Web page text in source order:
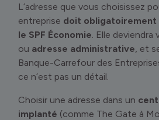
L’adresse que vous choisissez
entreprise doit obligatoirement
le SPF Économie . Elle deviendra
ou adresse administrative , et
Banque-Carrefour des
ce n’est pas un détail.
Choisir une adresse dans un
implanté (comme The Gate à